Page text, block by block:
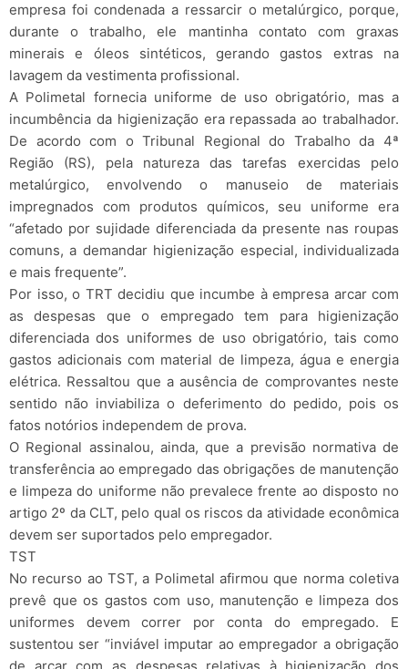
empresa foi condenada a ressarcir o metalúrgico, porque,
durante o trabalho, ele mantinha contato com graxas
minerais e óleos sintéticos, gerando gastos extras na
lavagem da vestimenta profissional.
A Polimetal fornecia uniforme de uso obrigatório, mas a
incumbência da higienização era repassada ao trabalhador.
De acordo com o Tribunal Regional do Trabalho da 4ª
Região (RS), pela natureza das tarefas exercidas pelo
metalúrgico, envolvendo o manuseio de materiais
impregnados com produtos químicos, seu uniforme era
“afetado por sujidade diferenciada da presente nas roupas
comuns, a demandar higienização especial, individualizada
e mais frequente”.
Por isso, o TRT decidiu que incumbe à empresa arcar com
as despesas que o empregado tem para higienização
diferenciada dos uniformes de uso obrigatório, tais como
gastos adicionais com material de limpeza, água e energia
elétrica. Ressaltou que a ausência de comprovantes neste
sentido não inviabiliza o deferimento do pedido, pois os
fatos notórios independem de prova.
O Regional assinalou, ainda, que a previsão normativa de
transferência ao empregado das obrigações de manutenção
e limpeza do uniforme não prevalece frente ao disposto no
artigo 2º da CLT, pelo qual os riscos da atividade econômica
devem ser suportados pelo empregador.
TST
No recurso ao TST, a Polimetal afirmou que norma coletiva
prevê que os gastos com uso, manutenção e limpeza dos
uniformes devem correr por conta do empregado. E
sustentou ser “inviável imputar ao empregador a obrigação